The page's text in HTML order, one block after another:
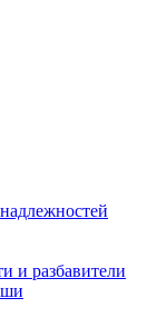
и разбавители